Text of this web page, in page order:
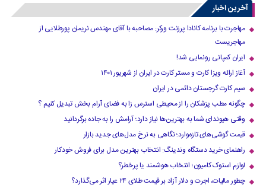
10
›
20
30
40
...
» آخرین اخبار
مهاجرت با برنامه کانادا پرزنت ورکر: مصاحبه با آقای مهندس نریمان پورطلایی از
مهاجریست
ایران کمپانی رونمایی شد!
آغاز ارائه ویزا کارت و مستر کارت در ایران از شهریور ۱۴۰۱
سیم کارت گرجستان دائمی در ایران
چگونه مطب پزشکان را از محیطی استرس زا به فضای آرام بخش تبدیل کنیم ؟
وقتی هیوندای شما به بهترین‌ها نیاز دارد؛ آرامش را به جاده برگردانید
قیمت گوشی‌های تازه‌وارد؛ نگاهی به نرخ مدل‌های جدید بازار
راهنمای خرید دستگاه وندینگ: انتخاب بهترین مدل برای فروش خودکار
لوازم استوک کامیون؛ انتخاب هوشمند یا پرخطر؟
چطور مالیات، اجرت و دلار آزاد بر قیمت طلای ۲۴ عیار اثر می‌گذارد؟